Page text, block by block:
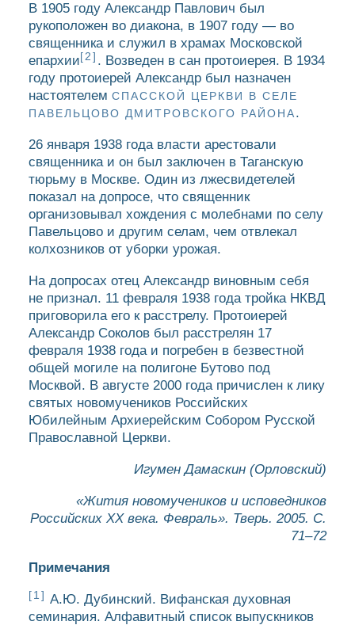
В 1905 году Александр Павлович был
рукоположен во диакона, в 1907 году — во
священника и служил в храмах Московской
епархии[2] . Возведен в сан протоиерея. В 1934
году протоиерей Александр был назначен
настоятелем СПАССКОЙ ЦЕРКВИ В СЕЛЕ
ПАВЕЛЬЦОВО ДМИТРОВСКОГО РАЙОНА.
26 января 1938 года власти арестовали
священника и он был заключен в Таганскую
тюрьму в Москве. Один из лжесвидетелей
показал на допросе, что священник
организовывал хождения с молебнами по селу
Павельцово и другим селам, чем отвлекал
колхозников от уборки урожая.
На допросах отец Александр виновным себя
не признал. 11 февраля 1938 года тройка НКВД
приговорила его к расстрелу. Протоиерей
Александр Соколов был расстрелян 17
февраля 1938 года и погребен в безвестной
общей могиле на полигоне Бутово под
Москвой. В августе 2000 года причислен к лику
святых новомучеников Российских
Юбилейным Архиерейским Собором Русской
Православной Церкви.
Игумен Дамаскин (Орловский)
«Жития новомучеников и исповедников
Российских ХХ века. Февраль». Тверь. 2005. С.
71–72
Примечания
[1] А.Ю. Дубинский. Вифанская духовная
семинария. Алфавитный список выпускников